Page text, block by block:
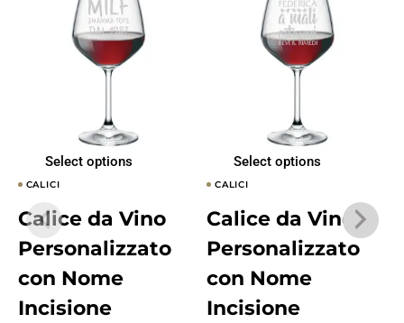
Select options
CALICI
Calice da Vino
Personalizzato
con Nome
Incisione
Select options
CALICI
Calice da Vino
Personalizzato
con Nome
Incisione